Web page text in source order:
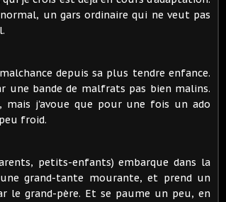
un gars ordinaire qui ne veut pas
depuis sa plus tendre enfance.
une bande de malfrats pas bien malins.
mais j'avoue que pour une fois un ado
froid.
petits-enfants) embarque dans la
grand-tante mourante, et prend un
le grand-père. Et se paume un peu, en